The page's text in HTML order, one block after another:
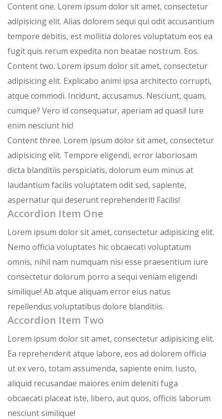
Content one. Lorem ipsum dolor sit amet, consectetur
adipisicing elit. Alias dolorem sequi qui odit accusantium
tempore debitis, est mollitia dolores voluptatum eos ea
fugit quis rerum expedita non beatae nostrum. Eos.
Content two. Lorem ipsum dolor sit amet, consectetur
adipisicing elit. Explicabo animi ipsa architecto corrupti,
atque commodi. Incidunt, accusamus. Nesciunt, quam,
cumque? Vero id consequatur, aperiam ad quasi! Iure
enim nesciunt hic!
Content three. Lorem ipsum dolor sit amet, consectetur
adipisicing elit. Tempore eligendi, error laboriosam
dicta blanditiis perspiciatis, dolorum eum minus at
laudantium facilis voluptatem odit sed, sapiente,
aspernatur qui deserunt reprehenderit! Facilis!
Accordion Item One
Lorem ipsum dolor sit amet, consectetur adipisicing elit.
Nemo officia voluptates hic obcaecati voluptatum
omnis, nihil nam numquam nisi esse praesentium iure
consectetur dolorum porro a sequi veniam eligendi
similique! Ab atque aliquam error eius natus
repellendus voluptatibus dolore blanditiis.
Accordion Item Two
Lorem ipsum dolor sit amet, consectetur adipisicing elit.
Ea reprehenderit atque labore, eos ad dolorem officia
ut ex vero, totam assumenda, sapiente enim. Iusto,
aliquid recusandae maiores enim deleniti fuga
obcaecati placeat iste, libero, aut quos, officiis laborum
nesciunt similique!